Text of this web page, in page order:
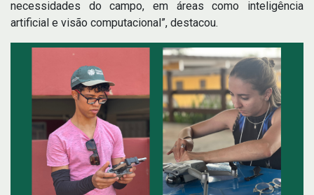
necessidades do campo, em áreas como inteligência
artificial e visão computacional”, destacou.